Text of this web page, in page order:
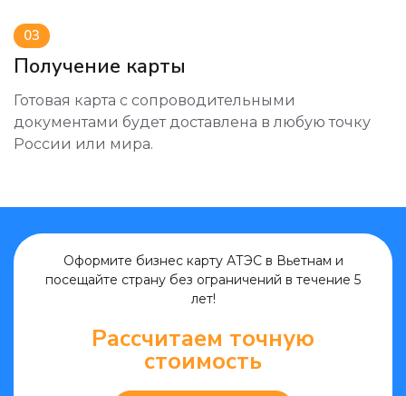
03
Получение карты
Готовая карта с сопроводительными
документами будет доставлена в любую точку
России или мира.
Оформите бизнес карту АТЭС в Вьетнам и
посещайте страну без ограничений в течение 5
лет!
Рассчитаем точную
стоимость